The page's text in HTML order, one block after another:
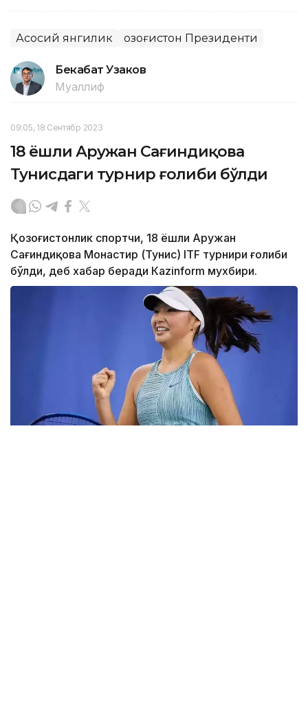
Асосий янгилик Қозоғистон Президенти
Бекабат Узаков
Муаллиф
09:05, 18 Сентябр 2023
18 ёшли Аружан Сағиндиқова
Тунисдаги турнир ғолиби бўлди
Қозоғистонлик спортчи, 18 ёшли Аружан
Сағиндиқова Монастир (Тунис) ITF турнири ғолиби
бўлди, деб хабар беради Каzinform мухбири.